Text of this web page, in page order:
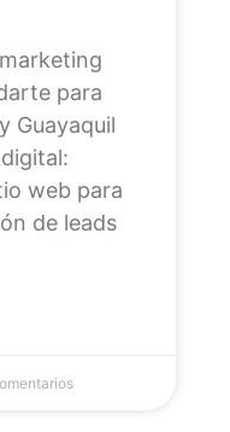
para
Guayaquil
web para
de leads